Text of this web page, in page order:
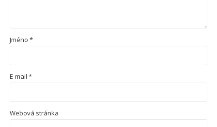
Jméno *
E-mail *
Webová stránka